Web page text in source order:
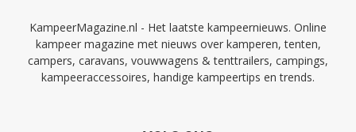
KampeerMagazine.nl - Het laatste kampeernieuws. Online
kampeer magazine met nieuws over kamperen, tenten,
campers, caravans, vouwwagens & tenttrailers, campings,
kampeeraccessoires, handige kampeertips en trends.